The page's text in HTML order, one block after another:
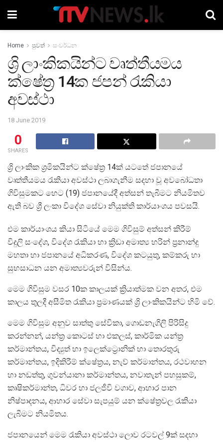
Home පුවත් සංවර්ධන
ශ්‍රි ලාංකිකයින්ට වෘත්තීයමය
ක්ෂේත්‍ර 14ක ජපන් රැකියා
අවස්ථා
18 June 2019
0
SHARES
ශ්‍රි ලාංකික ශ්‍රමිකයින්ට ක්ෂේත්‍ර 14ක් යටතේ ජපානයේ
වෘත්තීයමය රැකියා අවස්ථා ලබාගැනීම සදහා වූ අවබෝධතා
ගිවිසුමකට හෙට (19) ජපානයේදී අත්සන් තැබීමට නියමිතව
ඇති බව ශ්‍රී ලංකා විදේශ සේවා නියුක්ති කාර්යාංශය පවසයි.
එම කාර්යාංශය කියා සිටියේ මෙම ගිවිසුම් අත්සන් කිරීම්
විදුලි සංදේශ, විදේශ රැකියා හා ක්‍රිඩා අමාත්‍ය හරින් ප්‍රනාන්දු
මහතා හා ජපානයේ අධිකරණ, විදේශ කටයුතු, කම්කරු හා
සුභසාධන යන අමාත්‍යවරුන් විසින්ය.
මෙම ගිවිසුම වසර 10ක කාලයක් ක්‍රියාත්මක වන අතර, එම
කාලය තුලදී අසීමිත රැකියා ප්‍රමාණයක් ශ්‍රි ලාංකිකයින්ට හිමි වේ.
මෙම ගිවිසුම අනුව සාත්තු සේවිකා, ගොඩනැගිලි පිරිසිදු
කරන්නන්, යන්ත්‍ර කොටස් හා එකලස්, කාර්මික යන්ත්‍ර
කර්මාන්තය, විද්‍යුත් හා ඉලෙක්ට්‍රොනික් හා තොරතුරු
කර්මාන්තය, ඉදිකිරීම් ක්ෂේත්‍රය, නැව් කර්මාන්තය, රථවාහන
හා නඩත්තු, ගුවන්යානා කර්මාන්තය, නවාතැන් පහසුකම්,
කෘෂිකර්මාන්ත, ධිවර හා ජලජීවි වගාව, ආහාර පාන
නිෂ්පාදනය, ආහාර සේවා සැපයුම් යන ක්ෂේත්‍රවල රැකියා
ලැබීමට නියමිතය.
ජපානයෙන් මෙම රැකියා අවස්ථා ලොව රටවල් 9ක් සදහා